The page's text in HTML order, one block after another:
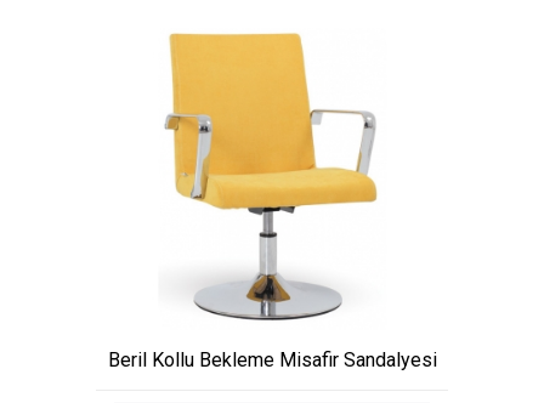
Beril Kollu Bekleme Misafir Sandalyesi